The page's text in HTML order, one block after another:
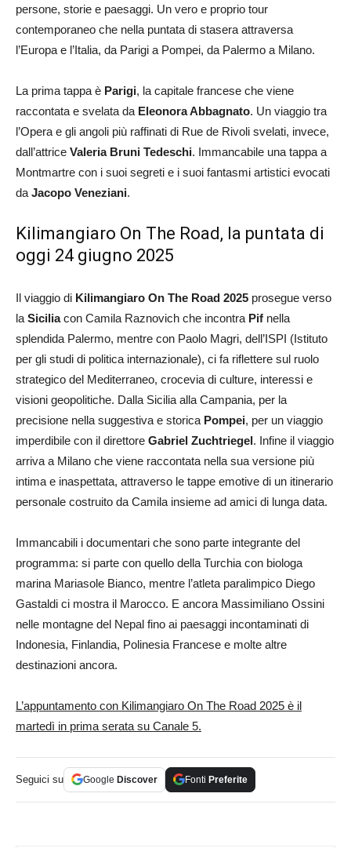
persone, storie e paesaggi. Un vero e proprio tour
contemporaneo che nella puntata di stasera attraversa
l’Europa e l’Italia, da Parigi a Pompei, da Palermo a Milano.
La prima tappa è Parigi, la capitale francese che viene
raccontata e svelata da Eleonora Abbagnato. Un viaggio tra
l’Opera e gli angoli più raffinati di Rue de Rivoli svelati, invece,
dall’attrice Valeria Bruni Tedeschi. Immancabile una tappa a
Montmartre con i suoi segreti e i suoi fantasmi artistici evocati
da Jacopo Veneziani.
Kilimangiaro On The Road, la puntata di
oggi 24 giugno 2025
Il viaggio di Kilimangiaro On The Road 2025 prosegue verso
la Siciliacon Camila Raznovich che incontra Pif nella
splendida Palermo, mentre con Paolo Magri, dell’ISPI (Istituto
per gli studi di politica internazionale), ci fa riflettere sul ruolo
strategico del Mediterraneo, crocevia di culture, interessi e
visioni geopolitiche. Dalla Sicilia alla Campania, per la
precisione nella suggestiva e storica Pompei, per un viaggio
imperdibile con il direttore Gabriel Zuchtriegel. Infine il viaggio
arriva a Milano che viene raccontata nella sua versione più
intima e inaspettata, attraverso le tappe emotive di un itinerario
personale costruito da Camila insieme ad amici di lunga data.
Immancabili i documentari che sono parte integrante del
programma: si parte con quello della Turchia con biologa
marina Mariasole Bianco, mentre l’atleta paralimpico Diego
Gastaldi ci mostra il Marocco. E ancora Massimiliano Ossini
nelle montagne del Nepal fino ai paesaggi incontaminati di
Indonesia, Finlandia, Polinesia Francese e molte altre
destinazioni ancora.
L’appuntamento con Kilimangiaro On The Road 2025 è il
martedì in prima serata su Canale 5.
Seguici su Google Discover Fonti Preferite